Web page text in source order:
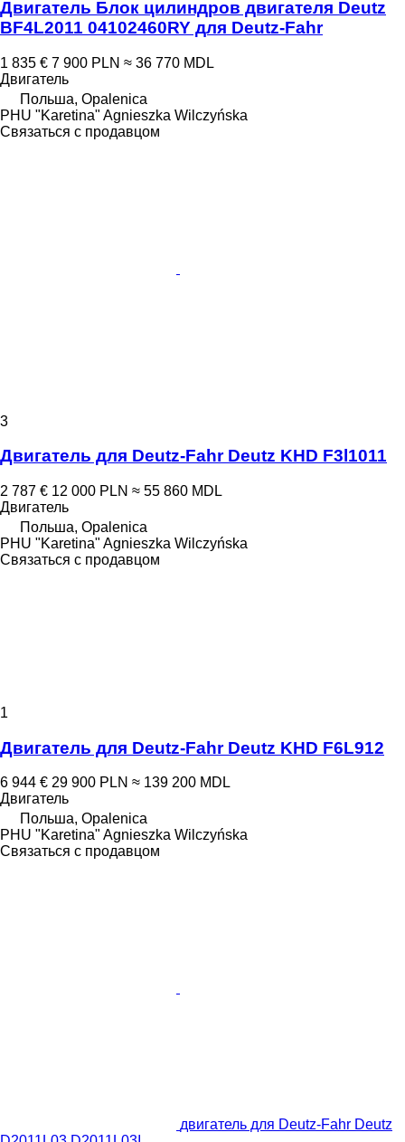
Двигатель Блок цилиндров двигателя Deutz
BF4L2011 04102460RY для Deutz-Fahr
1 835 € 7 900 PLN ≈ 36 770 MDL
Двигатель
Польша, Opalenica
PHU "Karetina" Agnieszka Wilczyńska
Связаться с продавцом
3
Двигатель для Deutz-Fahr Deutz KHD F3l1011
2 787 € 12 000 PLN ≈ 55 860 MDL
Двигатель
Польша, Opalenica
PHU "Karetina" Agnieszka Wilczyńska
Связаться с продавцом
1
Двигатель для Deutz-Fahr Deutz KHD F6L912
6 944 € 29 900 PLN ≈ 139 200 MDL
Двигатель
Польша, Opalenica
PHU "Karetina" Agnieszka Wilczyńska
Связаться с продавцом
двигатель для Deutz-Fahr Deutz